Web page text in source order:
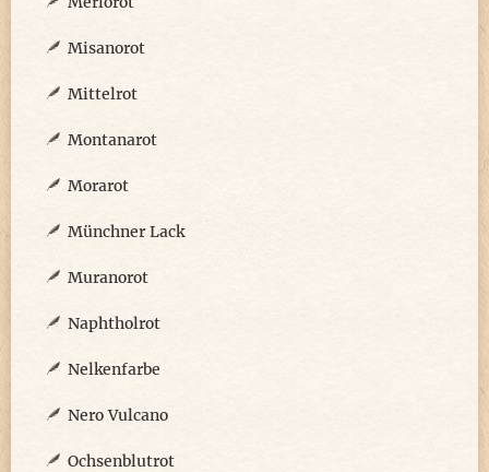
Misanorot
Mittelrot
Montanarot
Morarot
Münchner Lack
Muranorot
Naphtholrot
Nelkenfarbe
Nero Vulcano
Ochsenblutrot